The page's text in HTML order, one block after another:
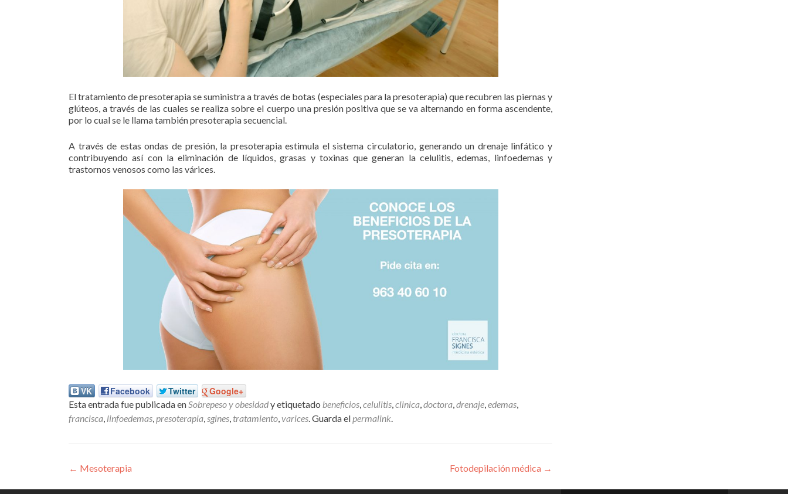
El tratamiento de presoterapia se suministra a través de botas (especiales para la presoterapia) que recubren las piernas y
glúteos, a través de las cuales se realiza sobre el cuerpo una presión positiva que se va alternando en forma ascendente,
por lo cual se le llama también presoterapia secuencial.
A través de estas ondas de presión, la presoterapia estimula el sistema circulatorio, generando un drenaje linfático y
contribuyendo así con la eliminación de líquidos, grasas y toxinas que generan la celulitis, edemas, linfoedemas y
trastornos venosos como las várices.
VK Facebook Twitter Google+
Esta entrada fue publicada enSobrepeso y obesidady etiquetado beneficios,celulitis,clinica,doctora,drenaje,edemas,
francisca, linfoedemas,presoterapia,sgines, tratamiento,varices. Guarda elpermalink.
Navegación de entradas
← Mesoterapia Fotodepilación médica →